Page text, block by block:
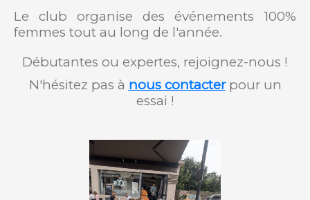
Le club organise des événements 100%
femmes tout au long de l'année.
Débutantes ou expertes, rejoignez-nous !
N'hésitez pas à nous contacterpour un
essai !